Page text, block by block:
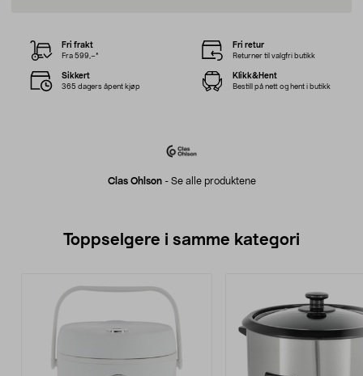
Clas Ohlson- Se alle produktene
Fri frakt
Fra 599,–*
Fri retur
Returner til valgfri butikk
Sikkert
365 dagers åpent kjøp
Klikk&Hent
Bestill på nett og hent i butikk
Toppselgere i samme kategori